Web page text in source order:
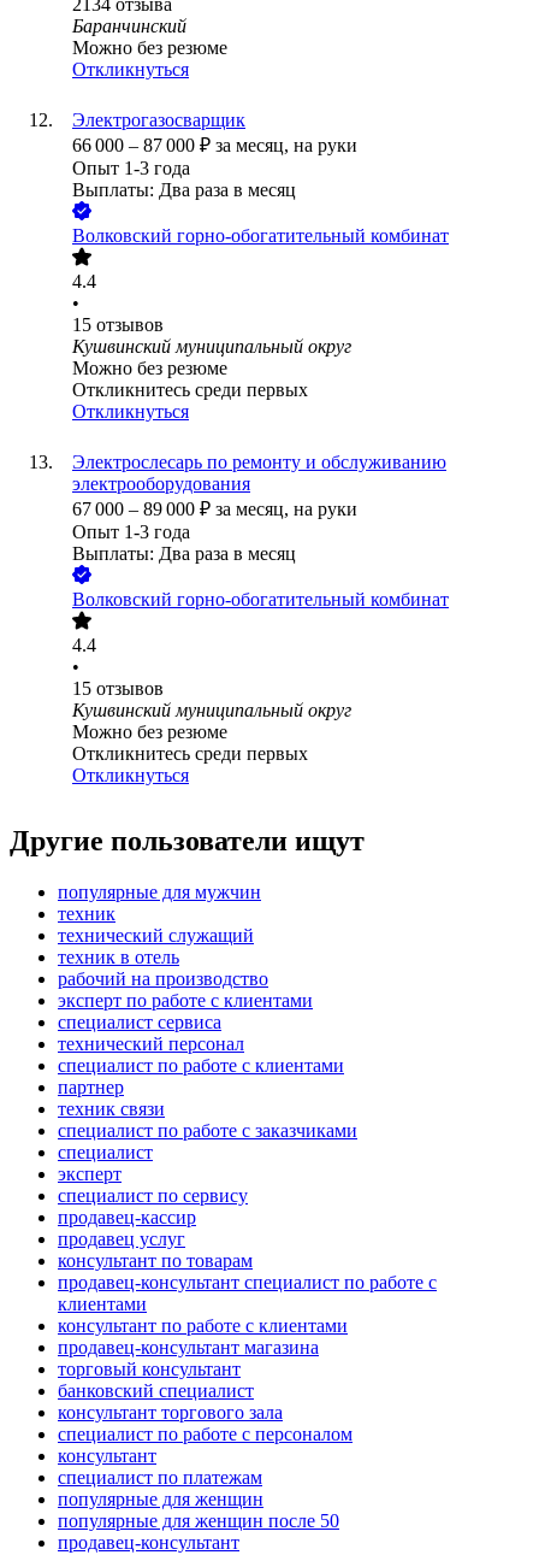
2134 отзыва
Баранчинский
Можно без резюме
Откликнуться
Электрогазосварщик
66 000 – 87 000 ₽ за месяц, на руки
Опыт 1-3 года
Выплаты: Два раза в месяц
Волковский горно-обогатительный комбинат
4.4
•
15 отзывов
Кушвинский муниципальный округ
Можно без резюме
Откликнитесь среди первых
Откликнуться
Электрослесарь по ремонту и обслуживанию
электрооборудования
67 000 – 89 000 ₽ за месяц, на руки
Опыт 1-3 года
Выплаты: Два раза в месяц
Волковский горно-обогатительный комбинат
4.4
•
15 отзывов
Кушвинский муниципальный округ
Можно без резюме
Откликнитесь среди первых
Откликнуться
Другие пользователи ищут
популярные для мужчин
техник
технический служащий
техник в отель
рабочий на производство
эксперт по работе с клиентами
специалист сервиса
технический персонал
специалист по работе с клиентами
партнер
техник связи
специалист по работе с заказчиками
специалист
эксперт
специалист по сервису
продавец-кассир
продавец услуг
консультант по товарам
продавец-консультант специалист по работе с
клиентами
консультант по работе с клиентами
продавец-консультант магазина
торговый консультант
банковский специалист
консультант торгового зала
специалист по работе с персоналом
консультант
специалист по платежам
популярные для женщин
популярные для женщин после 50
продавец-консультант